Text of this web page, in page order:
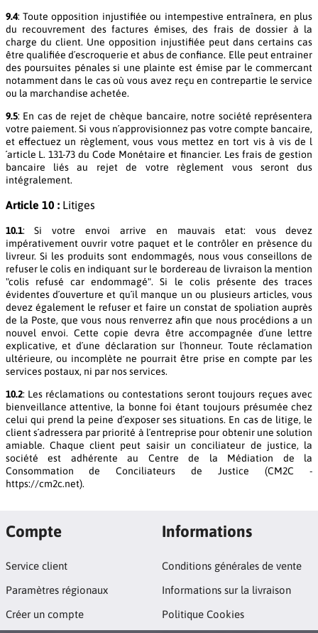
9.4: Toute opposition injustifiée ou intempestive entraînera, en plus
du recouvrement des factures émises, des frais de dossier à la
charge du client. Une opposition injustifiée peut dans certains cas
être qualifiée d´escroquerie et abus de confiance. Elle peut entrainer
des poursuites pénales si une plainte est émise par le commercant
notamment dans le cas où vous avez reçu en contrepartie le service
ou la marchandise achetée.
9.5: En cas de rejet de chèque bancaire, notre société représentera
votre paiement. Si vous n´approvisionnez pas votre compte bancaire,
et effectuez un règlement, vous vous mettez en tort vis à vis de l
´article L. 131-73 du Code Monétaire et financier. Les frais de gestion
bancaire liés au rejet de votre règlement vous seront dus
intégralement.
Article 10 :Litiges
10.1: Si votre envoi arrive en mauvais etat: vous devez
impérativement ouvrir votre paquet et le contrôler en prèsence du
livreur. Si les produits sont endommagés, nous vous conseillons de
refuser le colis en indiquant sur le bordereau de livraison la mention
"colis refusé car endommagé". Si le colis présente des traces
évidentes d´ouverture et qu´il manque un ou plusieurs articles, vous
devez également le refuser et faire un constat de spoliation auprès
de la Poste, que vous nous renverrez afin que nous procédions a un
nouvel envoi. Cette copie devra être accompagnée d´une lettre
explicative, et d´une déclaration sur l´honneur. Toute réclamation
ultérieure, ou incomplète ne pourrait être prise en compte par les
services postaux, ni par nos services.
10.2: Les réclamations ou contestations seront toujours reçues avec
bienveillance attentive, la bonne foi étant toujours présumée chez
celui qui prend la peine d´exposer ses situations. En cas de litige, le
client s´adressera par priorité à l´entreprise pour obtenir une solution
amiable. Chaque client peut saisir un conciliateur de justice, la
société est adhérente au Centre de la Médiation de la
Consommation de Conciliateurs de Justice (CM2C -
https://cm2c.net).
Compte
Service client
Paramètres régionaux
Créer un compte
Informations
Conditions générales de vente
Informations sur la livraison
Politique Cookies